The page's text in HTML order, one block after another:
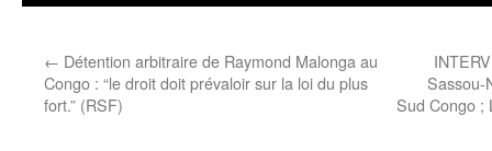
← Détention arbitraire de Raymond Malonga au
Congo : “le droit doit prévaloir sur la loi du plus
fort.” (RSF)
Sassou-
Sud Congo ;